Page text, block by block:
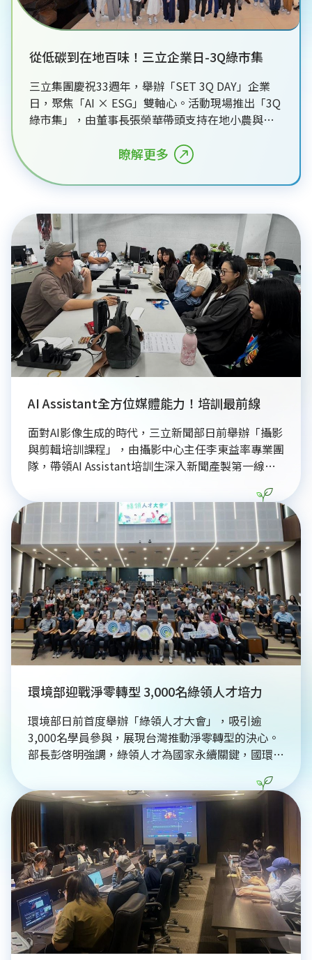
從低碳到在地百味！三立企業日-3Q綠市集
三立集團慶祝33週年，舉辦「SET 3Q DAY」企業
日，聚焦「AI × ESG」雙軸心。活動現場推出「3Q
綠市集」，由董事長張榮華帶頭支持在地小農與低
外線光譜技術精準辨識材質，落實辦公室減碳循
環。三立集團透過科技創新與綠色嘉年華，鼓勵同
仁轉型為T型人才，將永續精神融入日常工作，展現
瞭解更多
AI Assistant全方位媒體能力！培訓最前線
面對AI影像生成的時代，三立新聞部日前舉辦「攝影
與剪輯培訓課程」，由攝影中心主任李東益率專業團
隊，帶領AI Assistant培訓生深入新聞產製第一線。
與視覺構圖仍是影像工作者的核心競爭力。透過實地
拍攝演練、作品講評及業界剪輯系統實作，引導學員
從鏡位設計到後製節奏掌握，建立完整的影音製作觀
念。三立新聞部藉由產學合作，結合AI科技與媒體實
務，致力培育兼具數位應用與新聞專業的跨域人才，
協助學生接軌產業，共同迎接媒體數位轉型趨勢。
環境部迎戰淨零轉型 3,000名綠領人才培力
環境部日前首度舉辦「綠領人才大會」，吸引逾
3,000名學員參與，展現台灣推動淨零轉型的決心。
部長彭啓明強調，綠領人才為國家永續關鍵，國環院
規範納入教材，協助在職人士與學生接軌產業需求。
同時，三立集團積極響應永續趨勢，全額補助員工考
取永續管理師證照，將永續目標納入KPI管理。面對
全球淨零浪潮，政府致力透過「綠領人才資訊平臺」
整合產官學資源，培育具備實務經驗的專業人才，助
力台灣企業在全球供應鏈中提升競爭力，加速邁向
2050淨零排放目標。